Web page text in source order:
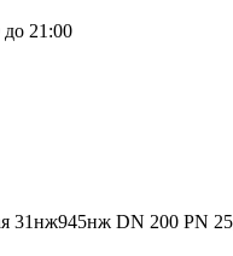
21:00
31нж945нж DN 200 PN